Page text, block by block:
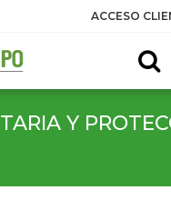
ACCESO
Y